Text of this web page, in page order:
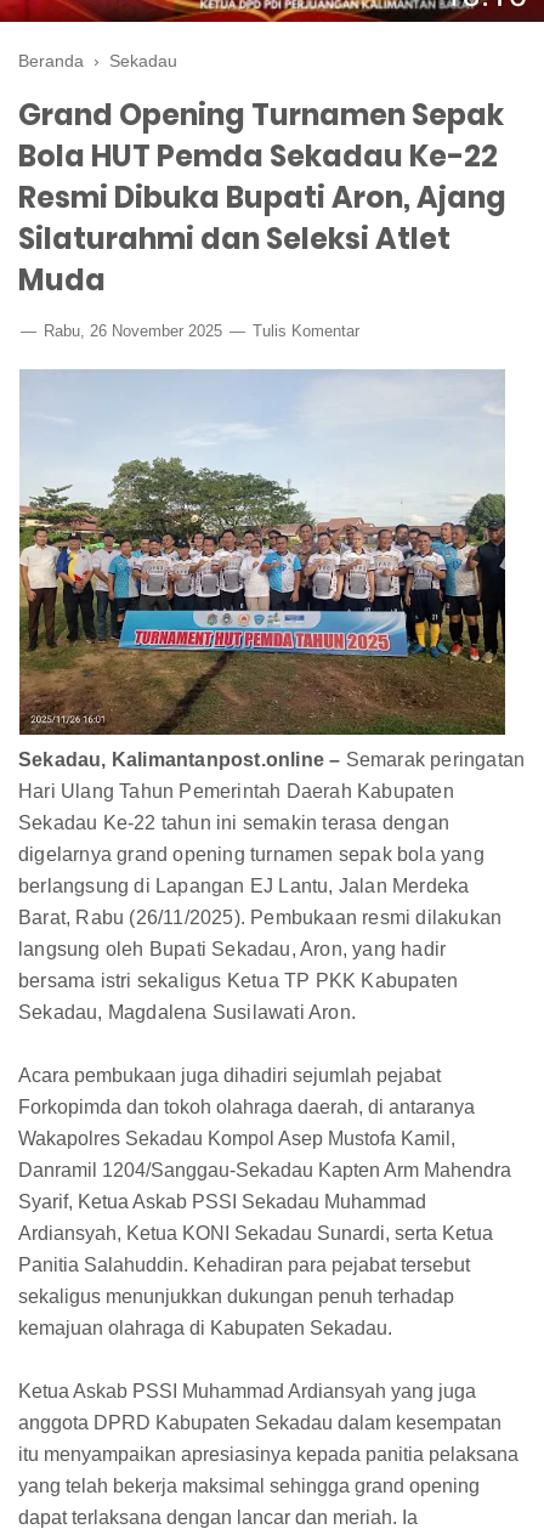
Beranda › Sekadau
Grand Opening Turnamen Sepak
Bola HUT Pemda Sekadau Ke-22
Resmi Dibuka Bupati Aron, Ajang
Silaturahmi dan Seleksi Atlet
Muda
Rabu, 26 November 2025 Tulis Komentar
Sekadau, Kalimantanpost.online – Semarak peringatan
Hari Ulang Tahun Pemerintah Daerah Kabupaten
Sekadau Ke-22 tahun ini semakin terasa dengan
digelarnya grand opening turnamen sepak bola yang
berlangsung di Lapangan EJ Lantu, Jalan Merdeka
Barat, Rabu (26/11/2025). Pembukaan resmi dilakukan
langsung oleh Bupati Sekadau, Aron, yang hadir
bersama istri sekaligus Ketua TP PKK Kabupaten
Sekadau, Magdalena Susilawati Aron.
Acara pembukaan juga dihadiri sejumlah pejabat
Forkopimda dan tokoh olahraga daerah, di antaranya
Wakapolres Sekadau Kompol Asep Mustofa Kamil,
Danramil 1204/Sanggau-Sekadau Kapten Arm Mahendra
Syarif, Ketua Askab PSSI Sekadau Muhammad
Ardiansyah, Ketua KONI Sekadau Sunardi, serta Ketua
Panitia Salahuddin. Kehadiran para pejabat tersebut
sekaligus menunjukkan dukungan penuh terhadap
kemajuan olahraga di Kabupaten Sekadau.
Ketua Askab PSSI Muhammad Ardiansyah yang juga
anggota DPRD Kabupaten Sekadau dalam kesempatan
itu menyampaikan apresiasinya kepada panitia pelaksana
yang telah bekerja maksimal sehingga grand opening
dapat terlaksana dengan lancar dan meriah. Ia